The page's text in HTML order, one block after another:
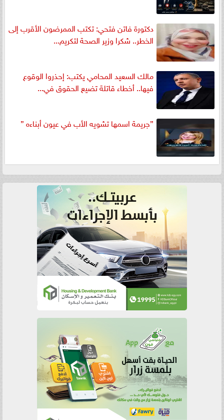
دكتورة فاتن فتحي: تكتب الممرضون الأقرب إلى
الخطر.. شكرا وزير الصحة لتكريم...
مالك السعيد المحامي يكتب: إحذروا الوقوع
فيها.. أخطاء قاتلة تضيع الحقوق في...
”جريمة اسمها تشويه الأب في عيون أبناءه ”